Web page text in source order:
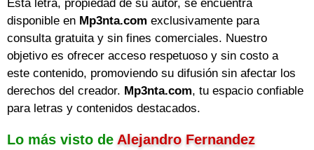
Esta letra, propiedad de su autor, se encuentra
disponible en Mp3nta.com exclusivamente para
consulta gratuita y sin fines comerciales. Nuestro
objetivo es ofrecer acceso respetuoso y sin costo a
este contenido, promoviendo su difusión sin afectar los
derechos del creador. Mp3nta.com, tu espacio confiable
para letras y contenidos destacados.
Lo más visto de Alejandro Fernandez